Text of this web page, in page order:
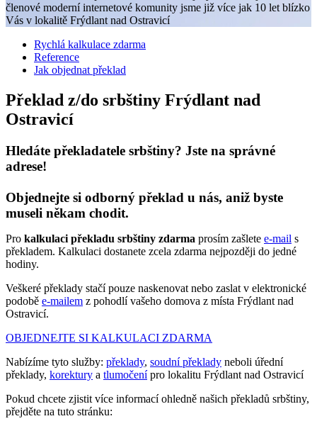
členové moderní internetové komunity jsme již více jak 10 let blízko
Vás v lokalitě Frýdlant nad Ostravicí
Rychlá kalkulace zdarma
Reference
Jak objednat překlad
Překlad z/do srbštiny Frýdlant nad
Ostravicí
Hledáte překladatele srbštiny? Jste na správné
adrese!
Objednejte si odborný překlad u nás, aniž byste
museli někam chodit.
Pro kalkulaci překladu srbštiny zdarma prosím zašlete e-mail s
překladem. Kalkulaci dostanete zcela zdarma nejpozději do jedné
hodiny.
Veškeré překlady stačí pouze naskenovat nebo zaslat v elektronické
podobě e-mailem z pohodlí vašeho domova z místa Frýdlant nad
Ostravicí.
OBJEDNEJTE SI KALKULACI ZDARMA
Nabízíme tyto služby: překlady, soudní překlady neboli úřední
překlady, korektury a tlumočenípro lokalitu Frýdlant nad Ostravicí
Pokud chcete zjistit více informací ohledně našich překladů srbštiny,
přejděte na tuto stránku: